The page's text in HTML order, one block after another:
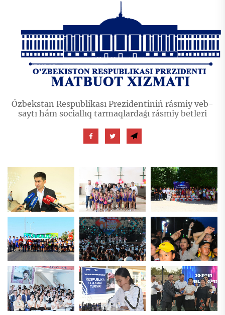
Ózbekstan Respublikası Prezidentiniń rásmiy veb-
saytı hám sociallıq tarmaqlardaǵı rásmiy betleri